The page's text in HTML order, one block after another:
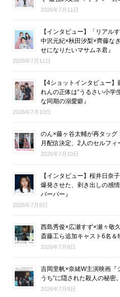
2026年7月11日
【インタビュー】「リアル
中沢元紀×秋田汐梨×齊藤な
せになりたいマサムネ君』
2026年7月11日
【4ショットインタビュー
れんの正体は“うるさい小学
な同期の溺愛癖』
2026年7月10日
のん×藤ヶ谷太輔が再タッ
月配信決定、2人のセルフィ
2026年7月10日
【インタビュー】桜井日奈
爆発させた、剥き出しの感
バーバー』
2026年7月8日
西島秀俊×広瀬すず×瀬々敬
斎藤工ら追加キャスト6名＆
2026年7月8日
吉岡里帆×奈緒W主演映画『
うち”に隠された殺人の秘
2026年7月8日